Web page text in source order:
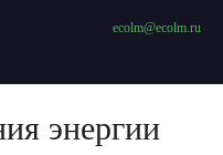
ecolm@ecolm.ru
энергии